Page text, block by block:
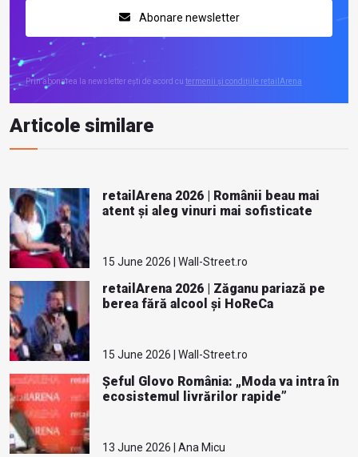
Abonare newsletter
Prin abonarea la newsletter ești de acord cu termenii și condițiile retailArena
Articole similare
retailArena 2026 | Românii beau mai
atent și aleg vinuri mai sofisticate
15 June 2026 | Wall-Street.ro
retailArena 2026 | Zăganu pariază pe
berea fără alcool și HoReCa
15 June 2026 | Wall-Street.ro
Șeful Glovo România: „Moda va intra în
ecosistemul livrărilor rapide”
13 June 2026 | Ana Micu